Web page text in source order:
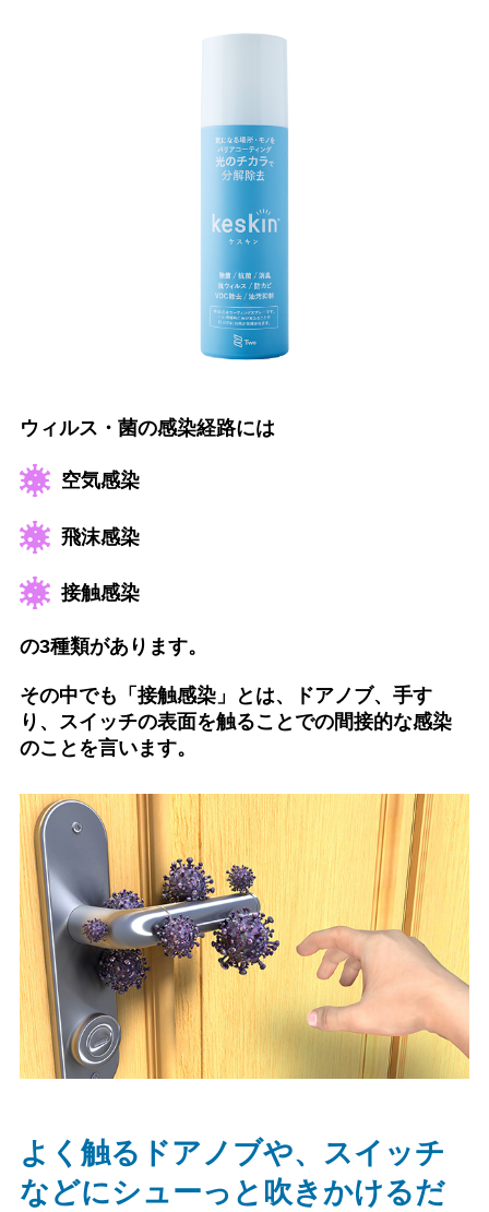
ウィルス・菌の感染経路には
空気感染
飛沫感染
接触感染
の3種類があります。
その中でも「接触感染」とは、
ドアノブ、手す
り、スイッチの表面を触ることでの間接的な感染
のことを言います。
よく触るドアノブや、スイッチ
などにシューっと吹きかけるだ